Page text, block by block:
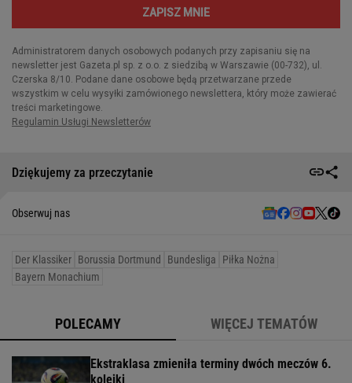
Dziękujemy za przeczytanie
Obserwuj nas
Der Klassiker Borussia Dortmund Bundesliga
Piłka Nożna
Bayern Monachium
POLECAMY WIĘCEJ TEMATÓW
Ekstraklasa zmieniła terminy dwóch meczów 6.
kolejki